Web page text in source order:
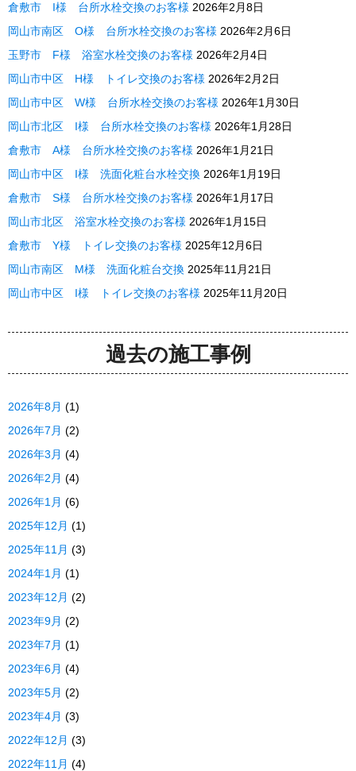
倉敷市 I様 台所水栓交換のお客様 2026年2月8日
岡山市南区 O様 台所水栓交換のお客様 2026年2月6日
玉野市 F様 浴室水栓交換のお客様 2026年2月4日
岡山市中区 H様 トイレ交換のお客様 2026年2月2日
岡山市中区 W様 台所水栓交換のお客様 2026年1月30日
岡山市北区 I様 台所水栓交換のお客様 2026年1月28日
倉敷市 A様 台所水栓交換のお客様 2026年1月21日
岡山市中区 I様 洗面化粧台水栓交換 2026年1月19日
倉敷市 S様 台所水栓交換のお客様 2026年1月17日
岡山市北区 浴室水栓交換のお客様 2026年1月15日
倉敷市 Y様 トイレ交換のお客様 2025年12月6日
岡山市南区 M様 洗面化粧台交換 2025年11月21日
岡山市中区 I様 トイレ交換のお客様 2025年11月20日
過去の施工事例
2026年8月 (1)
2026年7月 (2)
2026年3月 (4)
2026年2月 (4)
2026年1月 (6)
2025年12月 (1)
2025年11月 (3)
2024年1月 (1)
2023年12月 (2)
2023年9月 (2)
2023年7月 (1)
2023年6月 (4)
2023年5月 (2)
2023年4月 (3)
2022年12月 (3)
2022年11月 (4)